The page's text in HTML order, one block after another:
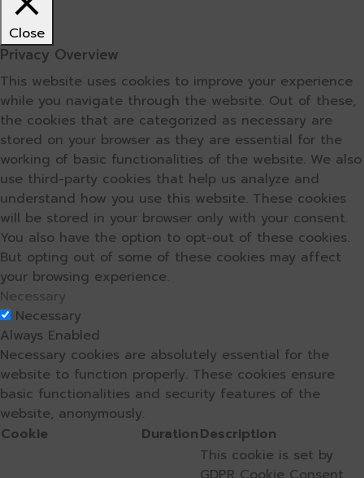
Close
Privacy Overview
This website uses cookies to improve your experience
while you navigate through the website. Out of these,
the cookies that are categorized as necessary are
stored on your browser as they are essential for the
working of basic functionalities of the website. We also
use third-party cookies that help us analyze and
understand how you use this website. These cookies
will be stored in your browser only with your consent.
You also have the option to opt-out of these cookies.
But opting out of some of these cookies may affect
your browsing experience.
Necessary
Necessary
Always Enabled
Necessary cookies are absolutely essential for the
website to function properly. These cookies ensure
basic functionalities and security features of the
website, anonymously.
Cookie
DurationDescription
This cookie is set by